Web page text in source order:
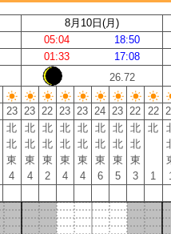
8月10日(月)
05:04
18:50
01:33
17:08
26.72
23 23 22 23 23 24 23 22 22
北
北
東
4
北
北
東
4
北
北
東
2
北
北
東
4
北
北
東
4
北
北
東
6
北
北
東
5
北
北
東
3
北
1